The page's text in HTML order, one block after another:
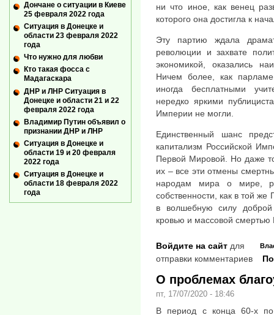
ни что иное, как венец
которого она достигла к
Эту партию ждала
революции и захвате
экономикой, оказались
Ничем более, как
иногда бесплатными
нередко яркими
Империи не могли.
Единственный шанс
капитализм Российской
Первой Мировой. Но даже
их – все эти отмены
народам мира о мире,
собственности, как в той
в волшебную силу
кровью и массовой смертью
Войдите на сайт для
отправки комментариев
О проблемах
пт, 17/07/2020 - 18:46
В период с конца 60-х
Дончане о ситуации в Киеве
25 февраля 2022 года
Ситуация в Донецке и
области 23 февраля 2022
года
Что нужно для любви
Кто такая фосса с
Мадагаскара
ДНР и ЛНР Ситуация в
Донецке и области 21 и 22
февраля 2022 года
Владимир Путин объявил о
признании ДНР и ЛНР
Ситуация в Донецке и
области 19 и 20 февраля
2022 года
Ситуация в Донецке и
области 18 февраля 2022
года